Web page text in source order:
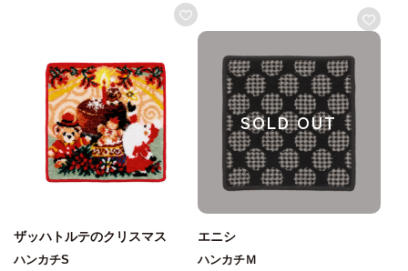
ザッハトルテのクリスマス
ハンカチS
SOLD OUT
エニシ
ハンカチＭ